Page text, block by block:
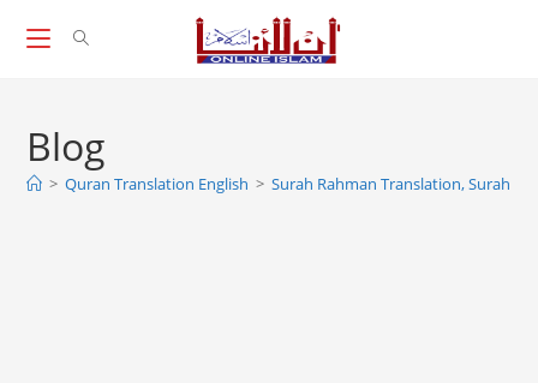
Blog
> Quran Translation English > Surah Rahman Translation, Surah